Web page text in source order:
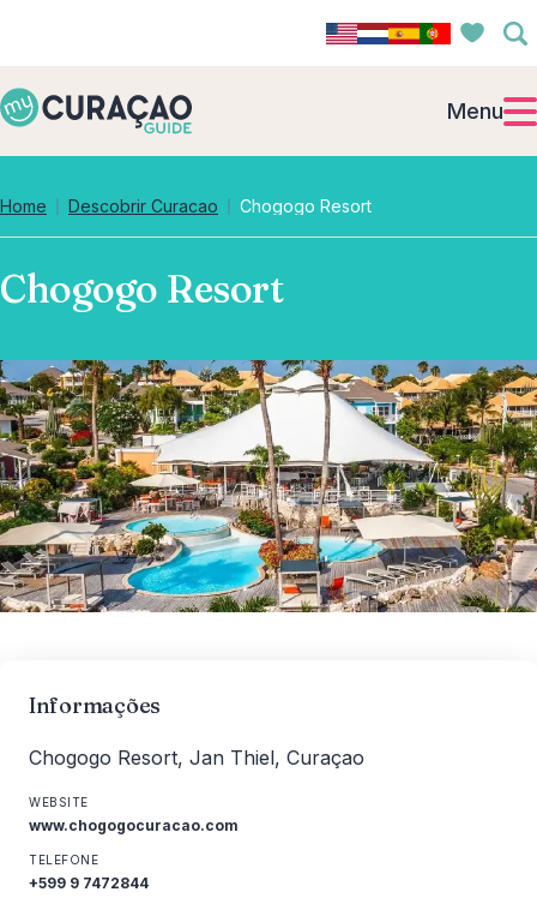
Menu
Home Descobrir Curacao Chogogo Resort
Chogogo Resort
Informações
Chogogo Resort, Jan Thiel, Curaçao
WEBSITE
www.chogogocuracao.com
TELEFONE
+599 9 7472844